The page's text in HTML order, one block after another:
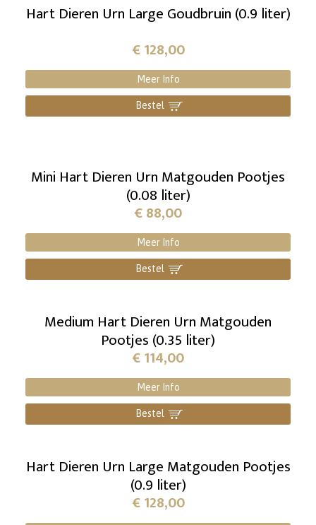
Hart Dieren Urn Large Goudbruin (0.9 liter)
€128,00
Meer Info
Bestel ]
Mini Hart Dieren Urn Matgouden Pootjes
(0.08 liter)
€88,00
Meer Info
Bestel ]
Medium Hart Dieren Urn Matgouden
Pootjes (0.35 liter)
€114,00
Meer Info
Bestel ]
Hart Dieren Urn Large Matgouden Pootjes
(0.9 liter)
€128,00